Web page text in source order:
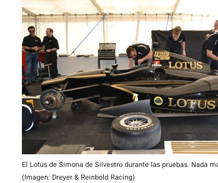
El Lotus de Simona de Silvestro durante las pruebas. Nada
(Imagen: Dreyer & Reinbold Racing)